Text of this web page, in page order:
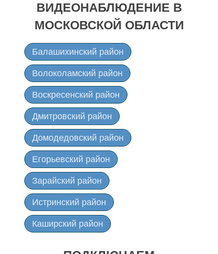
ВИДЕОНАБЛЮДЕНИЕ В
МОСКОВСКОЙ ОБЛАСТИ
Балашихинский район
Волоколамский район
Воскресенский район
Дмитровский район
Домодедовский район
Егорьевский район
Зарайский район
Истринский район
Каширский район